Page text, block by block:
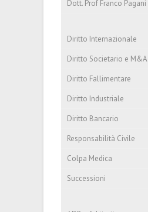
Dott. Prof Franco Pagani
Diritto Internazionale
Diritto Societario e M&A
Diritto Fallimentare
Diritto Industriale
Diritto Bancario
Responsabilità Civile
Colpa Medica
Successioni